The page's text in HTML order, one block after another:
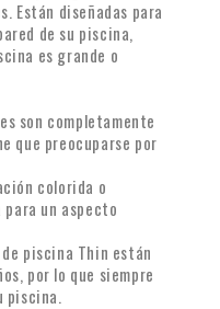
Están diseñadas para
de su piscina,
es grande o
son completamente
que preocuparse por
colorida o
un aspecto
piscina Thin están
por lo que siempre
piscina.